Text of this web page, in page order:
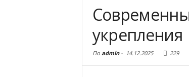
укрепления
По admin- 14.12.2025 229